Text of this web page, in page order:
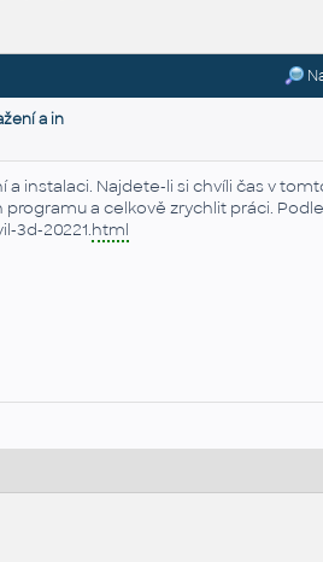
a in
a instalaci. Najdete-li si chvíli čas v
programu a celkově zrychlit práci.
3d-20221.html